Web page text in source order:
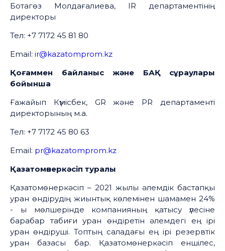
Ботагөз Молдағалиева, IR департаментінің
директоры
Тел: +7 7172 45 81 80
Email: ir@kazatomprom.kz
Қоғаммен байланыс және БАҚ сұраулары
бойынша
Ғажайып Күмісбек, GR және PR департаменті
директорының м.а.
Тел: +7 7172 45 80 63
Email: pr@kazatomprom.kz
Қазатомөнеркәсіп туралы
Қазатомөнеркәсіп – 2021 жылы әлемдік бастапқы
уран өндірудің жиынтық көлемінен шамамен 24%
- ы мөлшерінде компанияның қатысу үлесіне
барабар табиғи уран өндіретін әлемдегі ең ірі
уран өндіруші. Топтың саладағы ең ірі резервтік
уран базасы бар. Қазатомөнеркәсіп еншілес,